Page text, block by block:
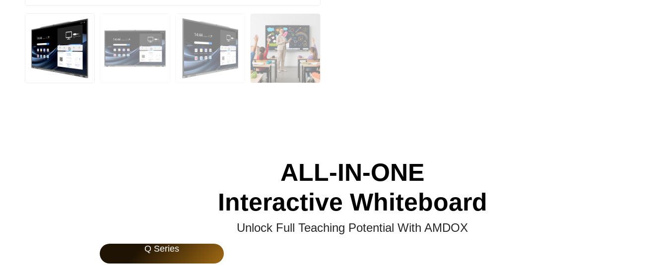
ALL-IN-ONE
Interactive Whiteboard
Unlock Full Teaching Potential With AMDOX
Q Series